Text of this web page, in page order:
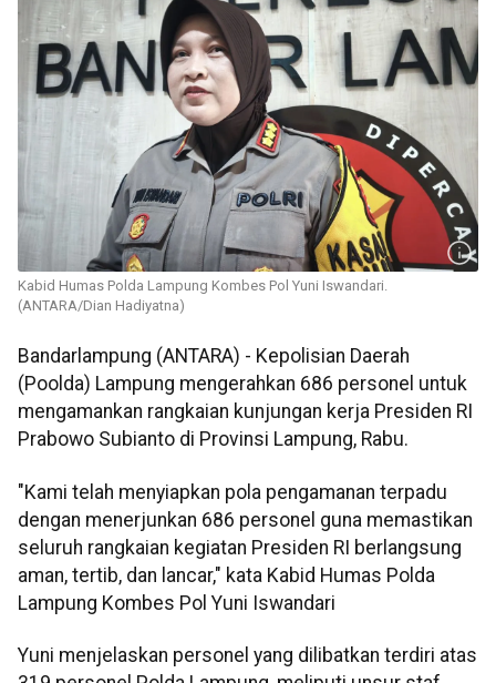
Kabid Humas Polda Lampung Kombes Pol Yuni Iswandari.
(ANTARA/Dian Hadiyatna)
Bandarlampung (ANTARA) - Kepolisian Daerah
(Poolda) Lampung mengerahkan 686 personel untuk
mengamankan rangkaian kunjungan kerja Presiden RI
Prabowo Subianto di Provinsi Lampung, Rabu.
"Kami telah menyiapkan pola pengamanan terpadu
dengan menerjunkan 686 personel guna memastikan
seluruh rangkaian kegiatan Presiden RI berlangsung
aman, tertib, dan lancar," kata Kabid Humas Polda
Lampung Kombes Pol Yuni Iswandari
Yuni menjelaskan personel yang dilibatkan terdiri atas